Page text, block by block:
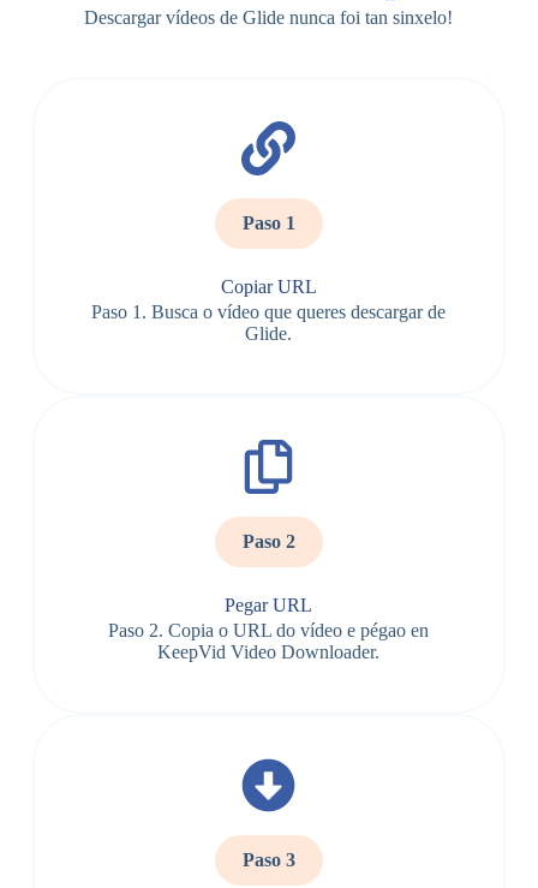
Descargar vídeos de Glide nunca foi tan sinxelo!
Paso 1
Copiar URL
Paso 1. Busca o vídeo que queres descargar de
Glide.
Paso 2
Pegar URL
Paso 2. Copia o URL do vídeo e pégao en
KeepVid Video Downloader.
Paso 3